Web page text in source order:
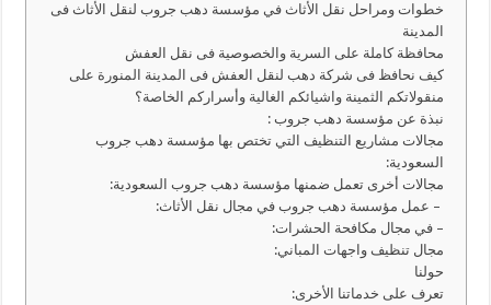
خطوات ومراحل نقل الأثاث في مؤسسة دهب جروب لنقل الأثاث فى
المدينة
محافظة كاملة على السرية والخصوصية فى نقل العفش
كيف نحافظ فى شركة دهب لنقل العفش فى المدينة المنورة على
منقولاتكم الثمينة واشيائكم الغالية وأسراركم الخاصة؟
نبذة عن مؤسسة دهب جروب :
مجالات مشاريع التنظيف التي تختص بها مؤسسة دهب جروب
السعودية:
مجالات أخرى تعمل ضمنها مؤسسة دهب جروب السعودية:
– عمل مؤسسة دهب جروب في مجال نقل الأثاث:
– في مجال مكافحة الحشرات:
مجال تنظيف واجهات المباني:
حولنا
تعرف على خدماتنا الأخرى: